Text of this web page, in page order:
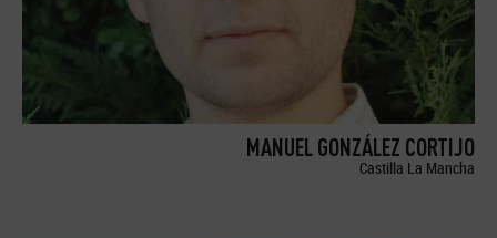
MANUEL GONZÁLEZ CORTIJO
Castilla La Mancha